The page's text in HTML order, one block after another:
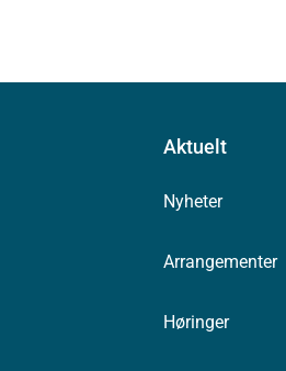
Aktuelt
Nyheter
Arrangementer
Høringer